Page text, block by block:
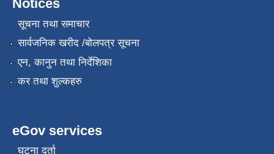
Notices
सूचना तथा समाचार
सार्वजनिक खरीद /बोलपत्र सूचना
एन, कानुन तथा निर्देशिका
कर तथा शुल्कहरु
eGov services
घटना दर्ता